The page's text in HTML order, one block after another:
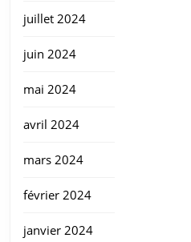
juillet 2024
juin 2024
mai 2024
avril 2024
mars 2024
février 2024
janvier 2024